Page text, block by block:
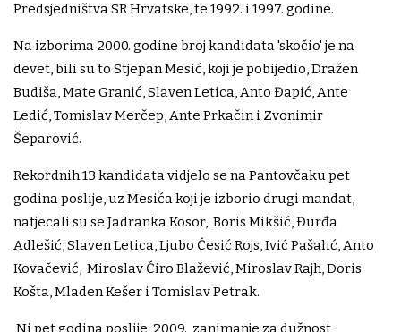
Predsjedništva SR Hrvatske, te 1992. i 1997. godine.
Na izborima 2000. godine broj kandidata 'skočio' je na
devet, bili su to Stjepan Mesić, koji je pobijedio, Dražen
Budiša, Mate Granić, Slaven Letica, Anto Đapić, Ante
Ledić, Tomislav Merčep, Ante Prkačin i Zvonimir
Šeparović.
Rekordnih 13 kandidata vidjelo se na Pantovčaku pet
godina poslije, uz Mesića koji je izborio drugi mandat,
natjecali su se Jadranka Kosor, Boris Mikšić, Đurđa
Adlešić, Slaven Letica, Ljubo Ćesić Rojs, Ivić Pašalić, Anto
Kovačević, Miroslav Ćiro Blažević, Miroslav Rajh, Doris
Košta, Mladen Kešer i Tomislav Petrak.
Ni pet godina poslije, 2009., zanimanje za dužnost